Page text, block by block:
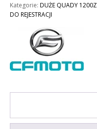
MOTO
625L
TOURING
FORCE
do
T3B
Kategorie: DUŻE QUADY
DO REJESTRACJI